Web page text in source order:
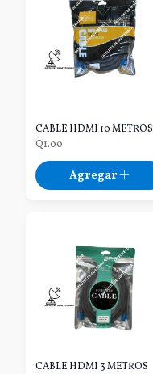
CABLE HDMI 10 METROS
Q1.00
Agregar
CABLE HDMI 3 METROS